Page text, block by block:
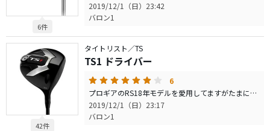
6件
2019/12/1（日）23:42
バロン1
42件
タイトリスト／TS
TS1 ドライバー
6
プロギアのRS18年モデルを愛用してますがたまには違うドライバーを打ってみたくなり購入しました。一発の飛びはRSが勝ちますが、方個性はTS1の方が良いと思います。RSと比べてシャローフェースで心配してましたが打点がズレてもあまり飛距離が変わりません。エピックフラッシュスターも打ってみましたが、私にはAIフラッシュフェースの恩恵を感じられなかったので購入に至らずでした。TS1にして大満足です。ちなみに試打されてからの購入を強く勧めます。総重量が軽いので…
2019/12/1（日）23:17
バロン1